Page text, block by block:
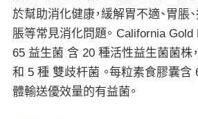
於幫助消化健康，緩解胃不適、胃脹
脹等常見消化問題。 California
65 益生菌 含 20 種活性益生菌菌株
和 5 種 雙歧杆菌 。每粒素食膠囊含
體輸送優效量的有益菌。